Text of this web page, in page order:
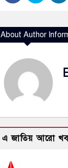
About Author
এ জাতিয় আরো